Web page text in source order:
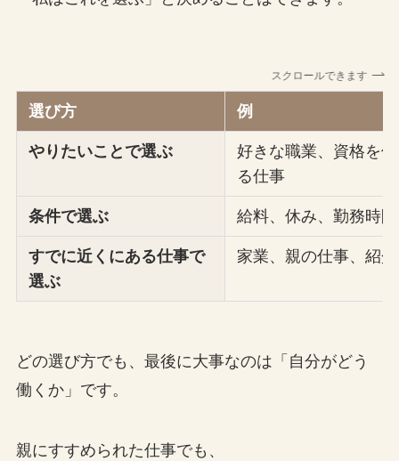
スクロールできます
選び方 例
やりたいことで選ぶ
好きな職業、資格を
る仕事
条件で選ぶ 給料、休み、勤務時
すでに近くにある仕事で
選ぶ
家業、親の仕事、紹
どの選び方でも、最後に大事なのは「自分がどう
働くか」です。
親にすすめられた仕事でも、